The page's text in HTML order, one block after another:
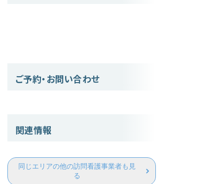
ご予約・お問い合わせ
関連情報
同じエリアの他の訪問看護事業者も見
る